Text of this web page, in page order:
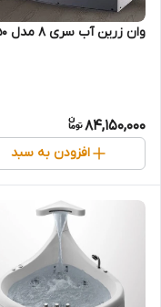
وان زرین آب سری 8 مدل 850
84,150,000
افزودن به سبد